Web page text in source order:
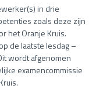
in drie
zoals deze zijn
het Oranje Kruis.
de laatste lesdag –
wordt afgenomen
examencommissie